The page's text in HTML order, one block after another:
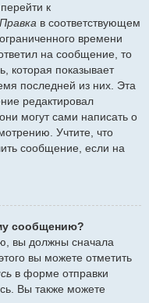
к
Правка в соответствующем
времени
на сообщение, то
которая показывает
последней из них. Эта
редактировал
могут сами написать о
Учтите, что
сообщение, если на
сообщению?
вы должны сначала
вы можете отметить
в форме отправки
Вы также можете